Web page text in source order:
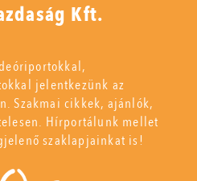
Kft.
jelentkezünk az
Szakmai cikkek, ajánlók,
Hírportálunk mellet
szaklapjainkat is!